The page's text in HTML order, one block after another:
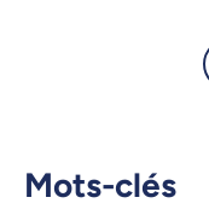
Mots-clés